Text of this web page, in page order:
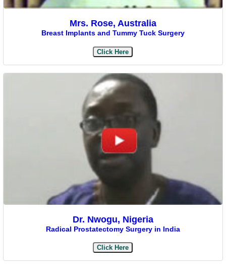
Mrs. Rose, Australia
Breast Implants and Tummy Tuck Surgery
Click Here
Dr. Nwogu, Nigeria
Radical Prostatectomy Surgery in India
Click Here